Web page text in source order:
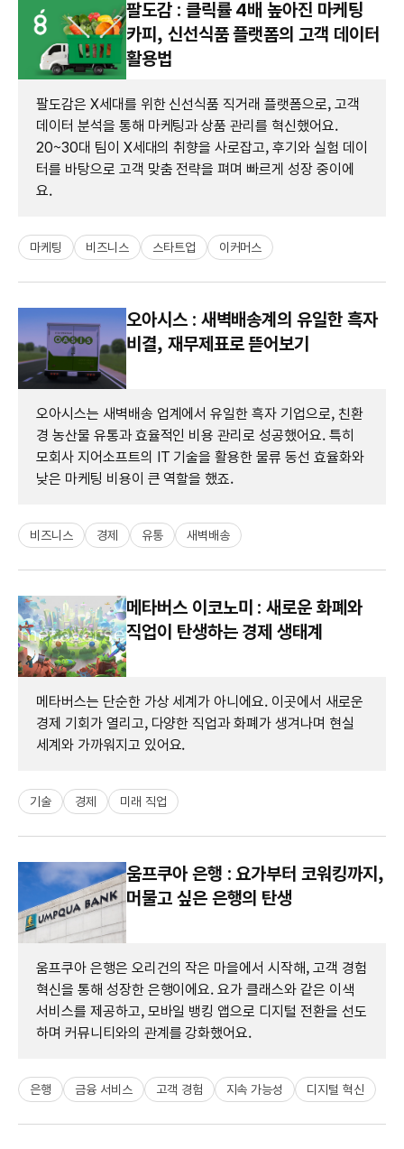
팔도감 : 클릭률 4배 높아진 마케팅
카피, 신선식품 플랫폼의 고객 데이터
활용법
팔도감은 X세대를 위한 신선식품 직거래 플랫폼으로, 고객
데이터 분석을 통해 마케팅과 상품 관리를 혁신했어요.
20~30대 팀이 X세대의 취향을 사로잡고, 후기와 실험 데이
터를 바탕으로 고객 맞춤 전략을 펴며 빠르게 성장 중이에
요.
마케팅 비즈니스 스타트업 이커머스
오아시스 : 새벽배송계의 유일한 흑자
비결, 재무제표로 뜯어보기
오아시스는 새벽배송 업계에서 유일한 흑자 기업으로, 친환
경 농산물 유통과 효율적인 비용 관리로 성공했어요. 특히
모회사 지어소프트의 IT 기술을 활용한 물류 동선 효율화와
낮은 마케팅 비용이 큰 역할을 했죠.
비즈니스 경제 유통 새벽배송
메타버스 이코노미 : 새로운 화폐와
직업이 탄생하는 경제 생태계
메타버스는 단순한 가상 세계가 아니에요. 이곳에서 새로운
경제 기회가 열리고, 다양한 직업과 화폐가 생겨나며 현실
세계와 가까워지고 있어요.
기술 경제 미래 직업
움프쿠아 은행 : 요가부터 코워킹까지,
머물고 싶은 은행의 탄생
움프쿠아 은행은 오리건의 작은 마을에서 시작해, 고객 경험
혁신을 통해 성장한 은행이에요. 요가 클래스와 같은 이색
서비스를 제공하고, 모바일 뱅킹 앱으로 디지털 전환을 선도
하며 커뮤니티와의 관계를 강화했어요.
은행 금융 서비스 고객 경험 지속 가능성 디지털 혁신